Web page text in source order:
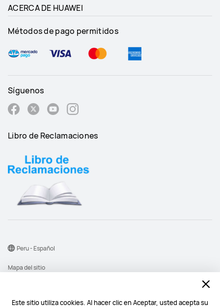
Este sitio utiliza cookies. Al hacer clic en Aceptar, usted acepta su
ACERCA DE HUAWEI
Métodos de pago permitidos
Síguenos
Libro de Reclamaciones
Mapa del sitio
Declaración de privacidad
Peru - Español